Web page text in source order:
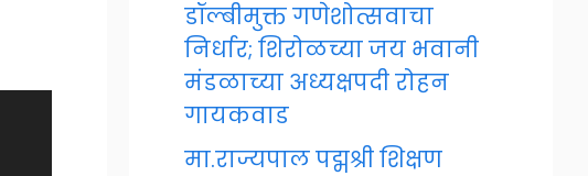
डॉल्बीमुक्त गणेशोत्सवाचा
निर्धार; शिरोळच्या जय भवानी
मंडळाच्या अध्यक्षपदी रोहन
गायकवाड
मा.राज्यपाल पद्मश्री शिक्षण